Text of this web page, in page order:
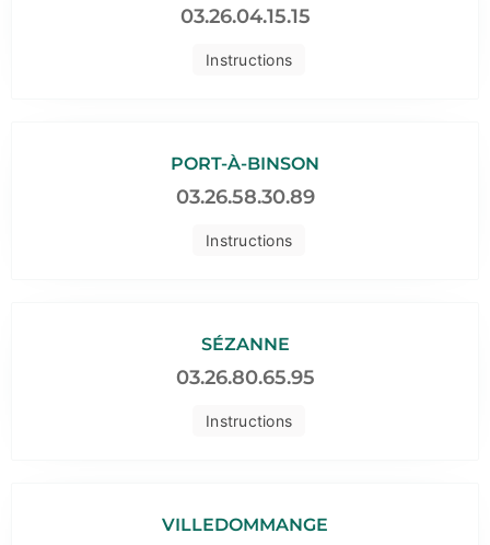
Instructions
03.26.04.15.15
Instructions
PORT-À-BINSON
03.26.58.30.89
Instructions
SÉZANNE
03.26.80.65.95
VILLEDOMMANGE